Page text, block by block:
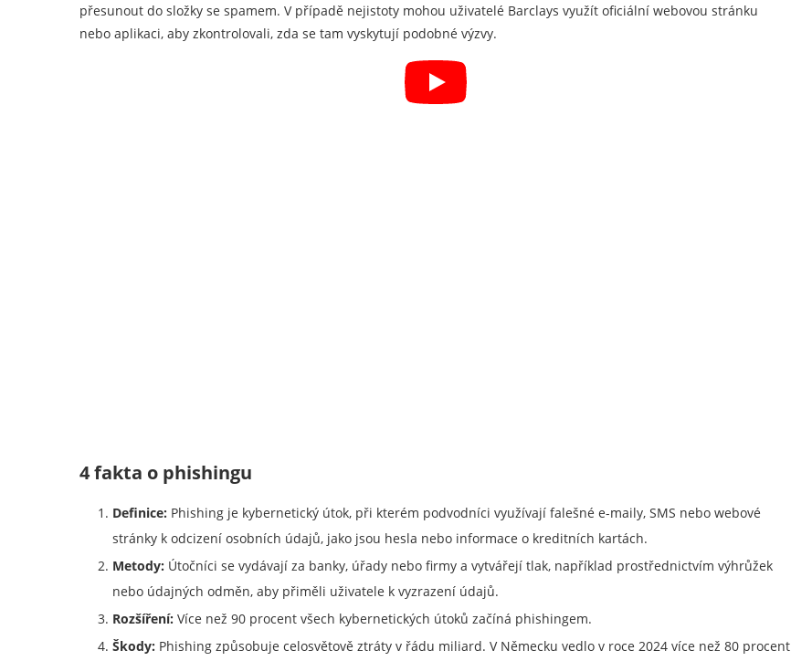
přesunout do složky se spamem. V případě nejistoty mohou uživatelé Barclays využít oficiální webovou stránku
nebo aplikaci, aby zkontrolovali, zda se tam vyskytují podobné výzvy.
4 fakta o phishingu
Definice: Phishing je kybernetický útok, při kterém podvodníci využívají falešné e-maily, SMS nebo webové
stránky k odcizení osobních údajů, jako jsou hesla nebo informace o kreditních kartách.
Metody: Útočníci se vydávají za banky, úřady nebo firmy a vytvářejí tlak, například prostřednictvím výhrůžek
nebo údajných odměn, aby přiměli uživatele k vyzrazení údajů.
Rozšíření: Více než 90 procent všech kybernetických útoků začíná phishingem.
Škody: Phishing způsobuje celosvětově ztráty v řádu miliard. V Německu vedlo v roce 2024 více než 80 procent